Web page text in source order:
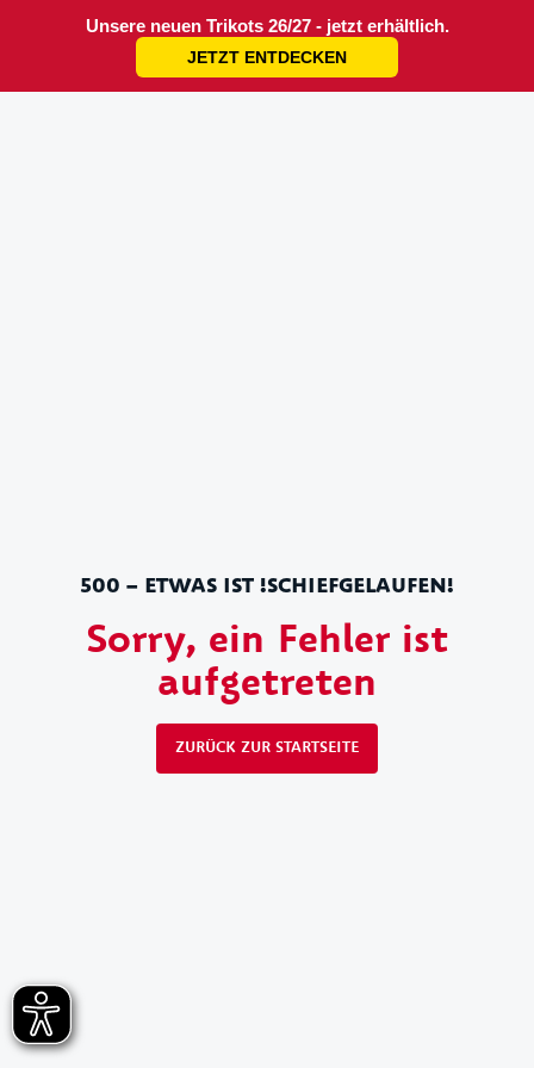
Unsere neuen Trikots 26/27 - jetzt erhältlich.
JETZT ENTDECKEN
500 – ETWAS IST !SCHIEFGELAUFEN!
Sorry, ein Fehler ist
aufgetreten
ZURÜCK ZUR STARTSEITE